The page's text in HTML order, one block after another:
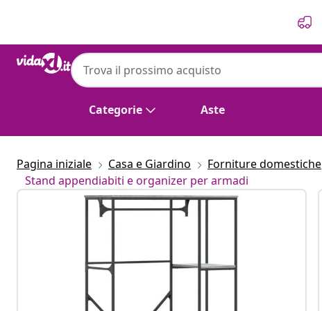
Categorie Aste
Pagina iniziale Casa e Giardino Forniture domestiche
Stand appendiabiti e organizer per armadi